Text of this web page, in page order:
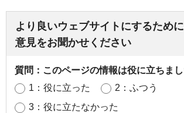
より良いウェブサイトにするため
意見をお聞かせください
質問：このページの情報は役に立ちま
1：役に立った
2：ふつう
3：役に立たなかった